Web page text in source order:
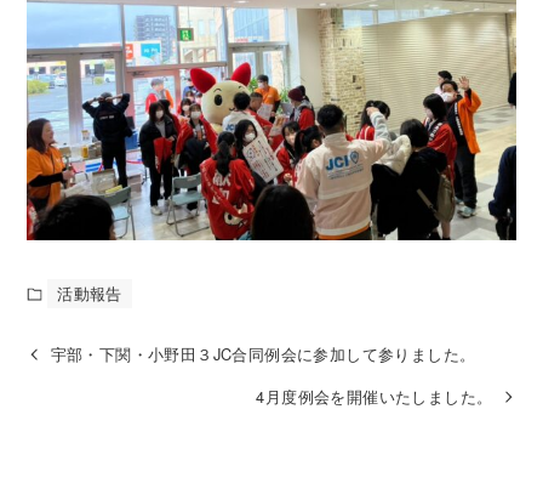
活動報告
宇部・下関・小野田３JC合同例会に参加して参りました。
4月度例会を開催いたしました。